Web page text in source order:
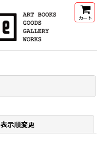
カート
表示順変更